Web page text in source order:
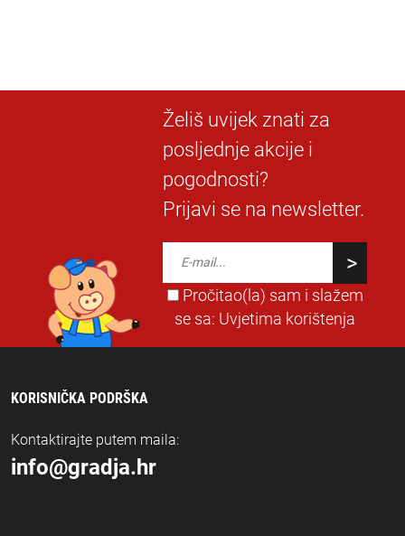
Želiš uvijek znati za
posljednje akcije i
pogodnosti?
Prijavi se na newsletter.
Pročitao(la) sam i slažem
se sa: Uvjetima korištenja
KORISNIČKA PODRŠKA
Kontaktirajte putem maila:
info@gradja.hr